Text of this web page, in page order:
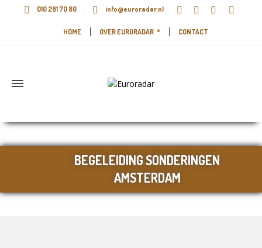
010 261 70 80 info@euroradar.nl
HOME OVER EURORADAR CONTACT
BEGELEIDING SONDERINGEN
AMSTERDAM